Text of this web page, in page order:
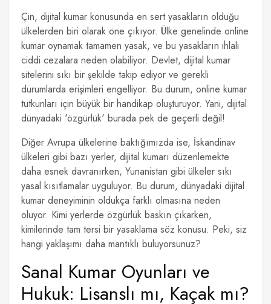
Çin, dijital kumar konusunda en sert yasakların olduğu
ülkelerden biri olarak öne çıkıyor. Ülke genelinde online
kumar oynamak tamamen yasak, ve bu yasakların ihlali
ciddi cezalara neden olabiliyor. Devlet, dijital kumar
sitelerini sıkı bir şekilde takip ediyor ve gerekli
durumlarda erişimleri engelliyor. Bu durum, online kumar
tutkunları için büyük bir handikap oluşturuyor. Yani, dijital
dünyadaki 'özgürlük' burada pek de geçerli değil!
Diğer Avrupa ülkelerine baktığımızda ise, İskandinav
ülkeleri gibi bazı yerler, dijital kumarı düzenlemekte
daha esnek davranırken, Yunanistan gibi ülkeler sıkı
yasal kısıtlamalar uyguluyor. Bu durum, dünyadaki dijital
kumar deneyiminin oldukça farklı olmasına neden
oluyor. Kimi yerlerde özgürlük baskın çıkarken,
kimilerinde tam tersi bir yasaklama söz konusu. Peki, siz
hangi yaklaşımı daha mantıklı buluyorsunuz?
Sanal Kumar Oyunları ve
Hukuk: Lisanslı mı, Kaçak mı?